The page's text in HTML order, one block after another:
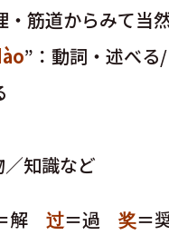
・筋道からみて
”：動詞・述べ
知識など
解 过＝過 奖＝